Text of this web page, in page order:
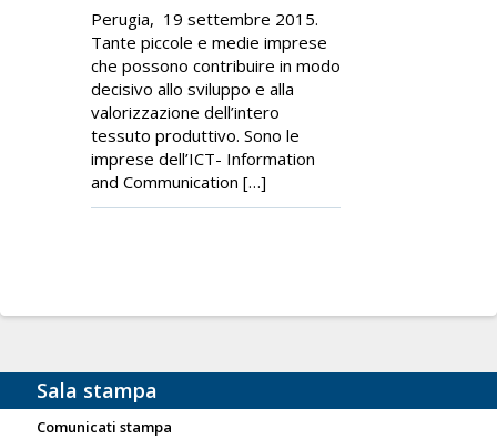
Perugia, 19 settembre 2015.
Tante piccole e medie imprese
che possono contribuire in modo
decisivo allo sviluppo e alla
valorizzazione dell’intero
tessuto produttivo. Sono le
imprese dell’ICT- Information
and Communication […]
Sala stampa
Comunicati stampa